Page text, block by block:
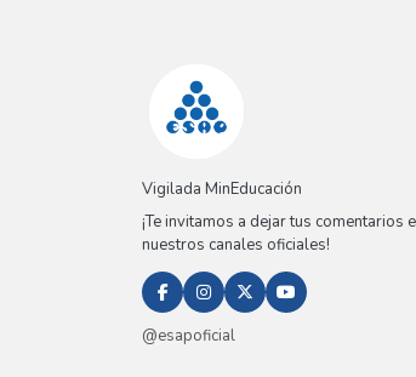
Vigilada MinEducación
¡Te invitamos a dejar tus comentarios
nuestros canales oficiales!
@esapoficial